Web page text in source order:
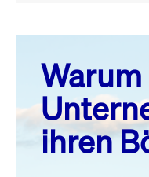
August 26
MO. DI. MI.
3
4 5
ihren